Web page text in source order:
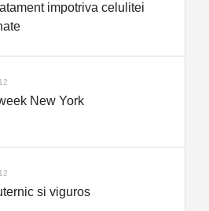
impotriva celulitei
New York
si viguros